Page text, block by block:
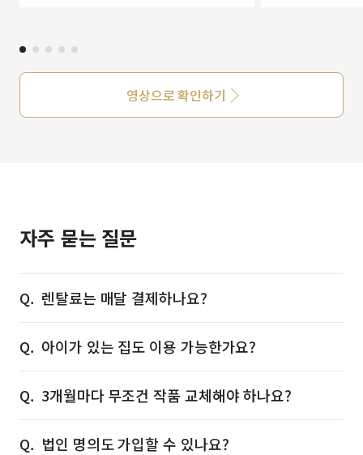
영상으로 확인하기
자주 묻는 질문
렌탈료는 매달 결제하나요?
아이가 있는 집도 이용 가능한가요?
3개월마다 무조건 작품 교체해야 하나요?
법인 명의도 가입할 수 있나요?